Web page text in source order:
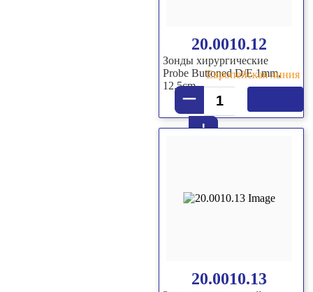
20.0010.12
Зонды хирургические
Probe Buttoned D/E 1mm,
12.5cm
–
+
Европейская линия
20.0010.13